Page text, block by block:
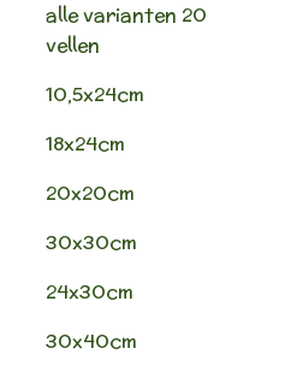
alle varianten 20
vellen
10,5x24cm
18x24cm
20x20cm
30x30cm
24x30cm
30x40cm